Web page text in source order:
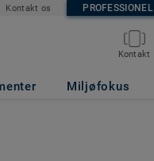
Kontakt os PROFESSIONEL
Kontakt
Miljøfokus